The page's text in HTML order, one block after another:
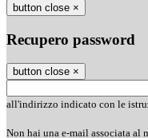
button close ×
Recupero password
button close ×
all'indirizzo indicato con le
Non hai una e-mail associata al